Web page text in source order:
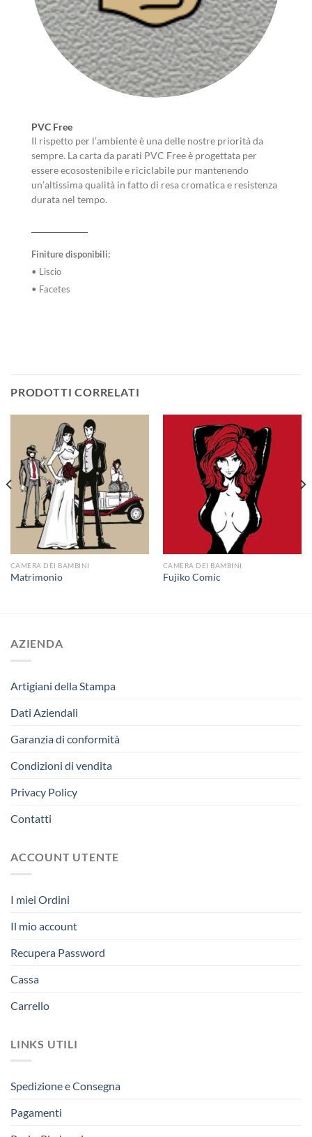
PVC Free
Il rispetto per l’ambiente è una delle nostre priorità da
sempre. La carta da parati PVC Free è progettata per
essere ecosostenibile e riciclabile pur mantenendo
un’altissima qualità in fatto di resa cromatica e resistenza
durata nel tempo.
Finiture disponibili:
• Liscio
• Facetes
PRODOTTI CORRELATI
CAMERA DEI BAMBINI
Matrimonio
CAMERA DEI BAMBINI
Fujiko Comic
AZIENDA
Artigiani della Stampa
Dati Aziendali
Garanzia di conformità
Condizioni di vendita
Privacy Policy
Contatti
ACCOUNT UTENTE
I miei Ordini
Il mio account
Recupera Password
Cassa
Carrello
LINKS UTILI
Spedizione e Consegna
Pagamenti